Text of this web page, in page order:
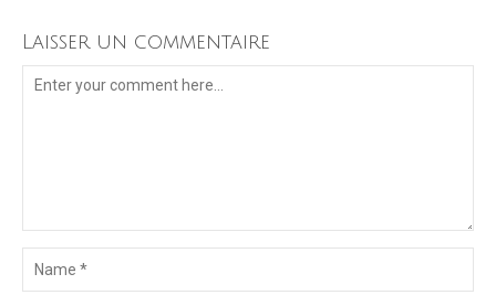
Laisser un commentaire